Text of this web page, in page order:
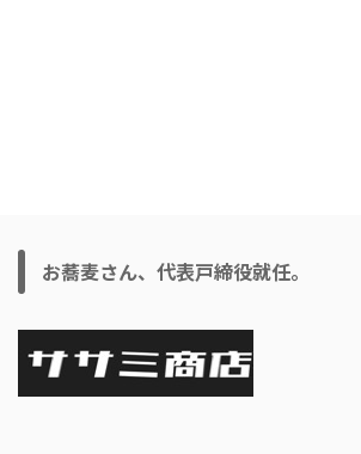
お蕎麦さん、代表戸締役就任。